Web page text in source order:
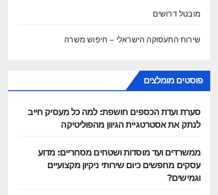
מובטל דרושים
שירות התעסוקה הישראלי – חיפוש משרה
פוסטים מומלצים
סערת ועדת הכספים חושפת: למה כל מעסיק חייב
לנתק את אסטרטגיית הגיוון מהפוליטיקה
ממשרדים ועד מוסדות ושטחים מסחריים: מדוע
עסקים מחפשים כיום שירותי ניקיון מקצועיים
וגמישים?